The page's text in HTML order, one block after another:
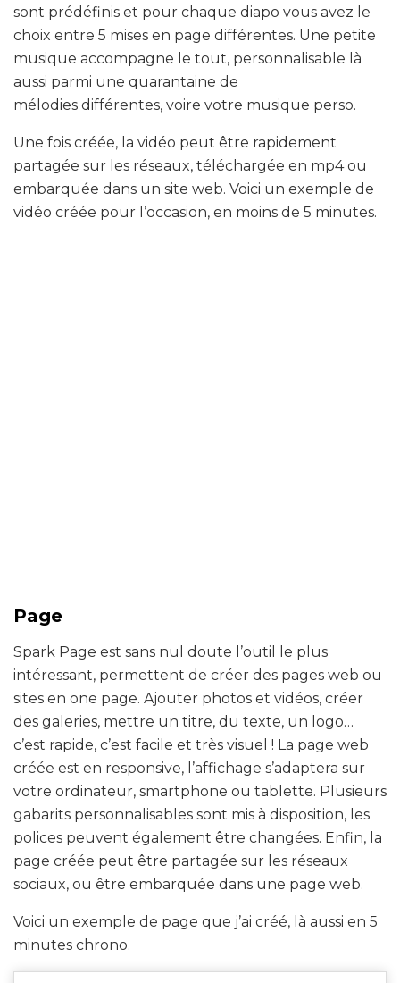
sont prédéfinis et pour chaque diapo vous avez le
choix entre 5 mises en page différentes. Une petite
musique accompagne le tout, personnalisable là
aussi parmi une quarantaine de
mélodies différentes, voire votre musique perso.
Une fois créée, la vidéo peut être rapidement
partagée sur les réseaux, téléchargée en mp4 ou
embarquée dans un site web. Voici un exemple de
vidéo créée pour l’occasion, en moins de 5 minutes.
Page
Spark Page est sans nul doute l’outil le plus
intéressant, permettent de créer des pages web ou
sites en one page. Ajouter photos et vidéos, créer
des galeries, mettre un titre, du texte, un logo…
c’est rapide, c’est facile et très visuel ! La page web
créée est en responsive, l’affichage s’adaptera sur
votre ordinateur, smartphone ou tablette. Plusieurs
gabarits personnalisables sont mis à disposition, les
polices peuvent également être changées. Enfin, la
page créée peut être partagée sur les réseaux
sociaux, ou être embarquée dans une page web.
Voici un exemple de page que j’ai créé, là aussi en 5
minutes chrono.